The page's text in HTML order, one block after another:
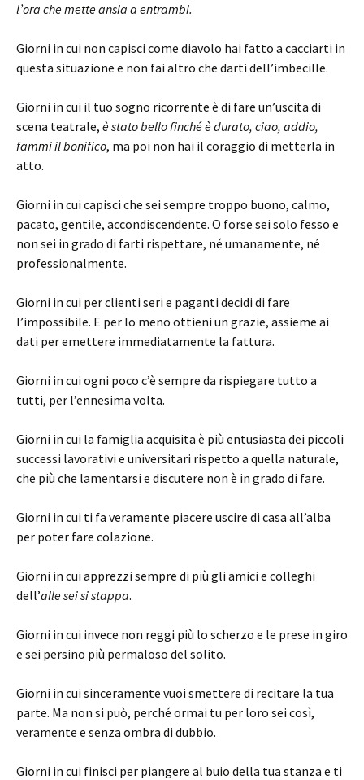
l’ora che mette ansia a entrambi.
Giorni in cui non capisci come diavolo hai fatto a cacciarti in
questa situazione e non fai altro che darti dell’imbecille.
Giorni in cui il tuo sogno ricorrente è di fare un’uscita di
scena teatrale, è stato bello finché è durato, ciao, addio,
fammi il bonifico, ma poi non hai il coraggio di metterla in
atto.
Giorni in cui capisci che sei sempre troppo buono, calmo,
pacato, gentile, accondiscendente. O forse sei solo fesso e
non sei in grado di farti rispettare, né umanamente, né
professionalmente.
Giorni in cui per clienti seri e paganti decidi di fare
l’impossibile. E per lo meno ottieni un grazie, assieme ai
dati per emettere immediatamente la fattura.
Giorni in cui ogni poco c’è sempre da rispiegare tutto a
tutti, per l’ennesima volta.
Giorni in cui la famiglia acquisita è più entusiasta dei piccoli
successi lavorativi e universitari rispetto a quella naturale,
che più che lamentarsi e discutere non è in grado di fare.
Giorni in cui ti fa veramente piacere uscire di casa all’alba
per poter fare colazione.
Giorni in cui apprezzi sempre di più gli amici e colleghi
dell’alle sei si stappa.
Giorni in cui invece non reggi più lo scherzo e le prese in giro
e sei persino più permaloso del solito.
Giorni in cui sinceramente vuoi smettere di recitare la tua
parte. Ma non si può, perché ormai tu per loro sei così,
veramente e senza ombra di dubbio.
Giorni in cui finisci per piangere al buio della tua stanza e ti